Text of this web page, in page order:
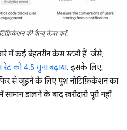
की वैल्यू मेज़र करें.
में कई बेहतरीन केस स्टडी हैं. जैसे,
को 4.5 गुना बढ़ाया. इसके लिए,
से जुड़ने के लिए पुश नोटिफ़िकेशन का
सामान डालने के बाद खरीदारी पूरी नहीं